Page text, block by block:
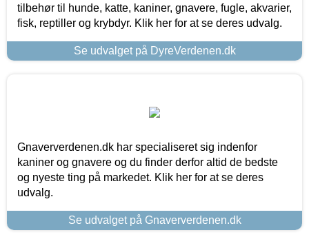
tilbehør til hunde, katte, kaniner, gnavere, fugle, akvarier,
fisk, reptiller og krybdyr. Klik her for at se deres udvalg.
Se udvalget på DyreVerdenen.dk
Gnaververdenen.dk har specialiseret sig indenfor
kaniner og gnavere og du finder derfor altid de bedste
og nyeste ting på markedet. Klik her for at se deres
udvalg.
Se udvalget på Gnaververdenen.dk